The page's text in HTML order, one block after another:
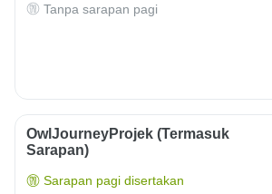
Tanpa sarapan pagi
OwlJourneyProjek (Termasuk
Sarapan)
Sarapan pagi disertakan